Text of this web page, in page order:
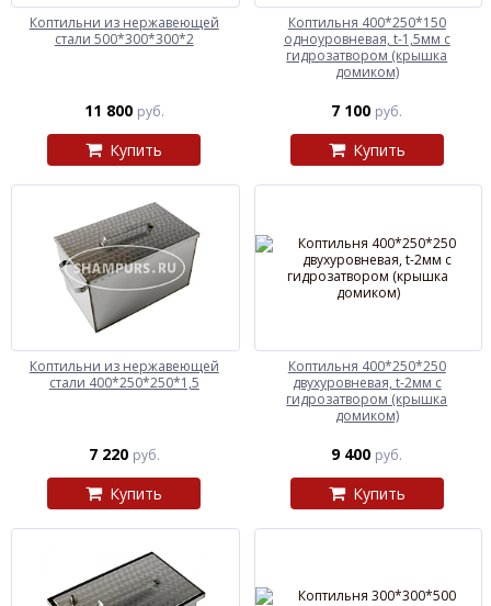
Коптильни из нержавеющей
стали 500*300*300*2
11 800 руб.
Купить
Коптильня 400*250*150
одноуровневая, t-1,5мм с
гидрозатвором (крышка
домиком)
7 100 руб.
Купить
Коптильни из нержавеющей
стали 400*250*250*1,5
7 220 руб.
Купить
Коптильня 400*250*250
двухуровневая, t-2мм с
гидрозатвором (крышка
домиком)
9 400 руб.
Купить